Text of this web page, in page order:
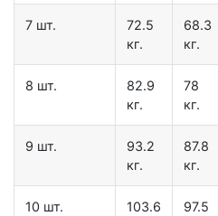
7 шт.
72.5
кг.
68.3
кг.
8 шт.
82.9
кг.
78
кг.
9 шт.
93.2
кг.
87.8
кг.
10 шт.
103.6
97.5